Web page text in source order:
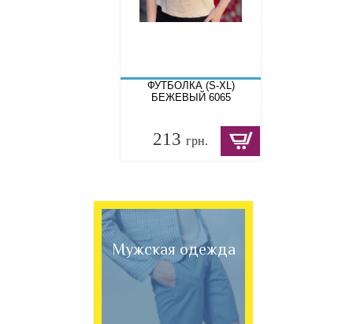
ФУТБОЛКА (S-XL)
БЕЖЕВЫЙ 6065
213 грн.
Мужская одежда